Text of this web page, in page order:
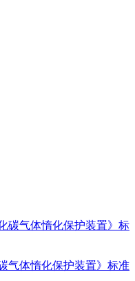
气体惰化保护装置》标准